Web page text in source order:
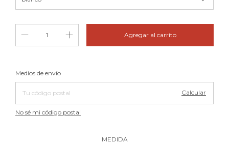
Entregas para el CP:
Medios de envío
Calcular
No sé mi código postal
MEDIDA